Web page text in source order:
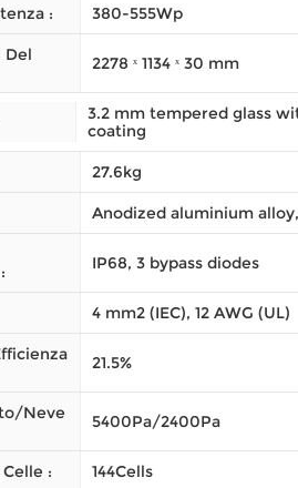
: 380-555Wp
Del
2278 ˣ 1134 ˣ 30 mm
3.2 mm tempered glass
coating
27.6kg
Anodized aluminium
IP68, 3 bypass diodes
4 mm2 (IEC), 12 AWG (UL)
21.5%
neve
5400Pa/2400Pa
: 144Cells